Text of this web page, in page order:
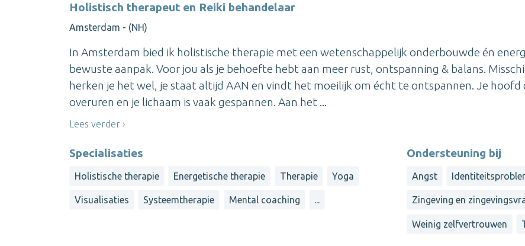
Holistisch therapeut en Reiki behandelaar
Amsterdam - (NH)
In Amsterdam bied ik holistische therapie met een wetenschappelijk onderbouwde én
bewuste aanpak. Voor jou als je behoefte hebt aan meer rust, ontspanning & balans.
herken je het wel, je staat altijd AAN en vindt het moeilijk om écht te ontspannen. Je hoofd
overuren en je lichaam is vaak gespannen. Aan het ...
Lees verder
Specialisaties
Holistische therapie Energetische therapie Therapie Yoga
Visualisaties Systeemtherapie Mental coaching ...
Ondersteuning bij
Angst
Zingeving en
Weinig zelfvertrouwen